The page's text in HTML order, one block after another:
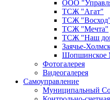
ООО
ТСЖ "Агат"
ТСЖ
ТСЖ "Мечта"
ТСЖ "Наш
Заячье-
Фотогалерея
Видеогалерея
Самоуправление
Муниципальный